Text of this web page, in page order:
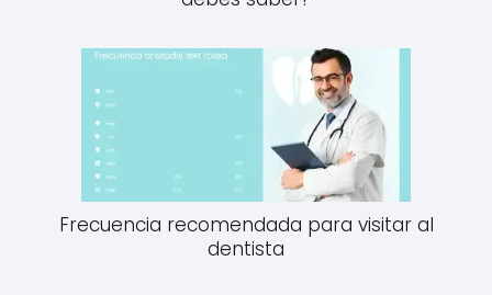
Frecuencia recomendada para visitar al
dentista